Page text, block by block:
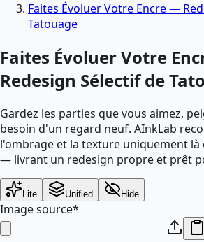
Faites Évoluer Votre Encre —
Tatouage
Faites Évoluer Votre
Redesign Sélectif de
Gardez les parties que vous aimez,
besoin d'un regard neuf. AInkLab
l'ombrage et la texture uniquement là
— livrant un redesign propre et prêt
Lite Unified Hide
Image source*